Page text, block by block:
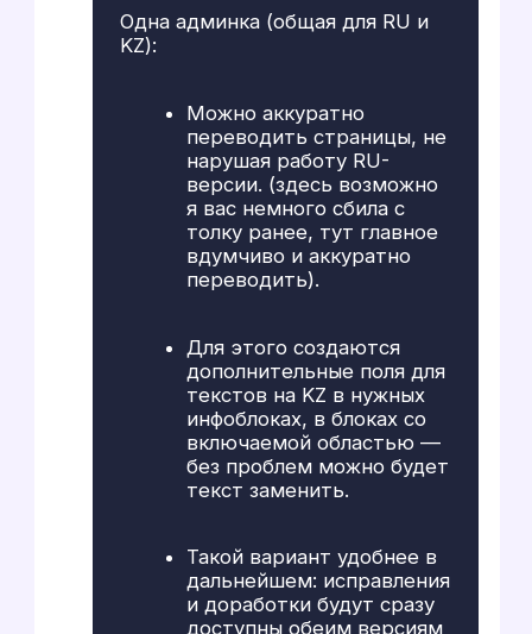
Не просто исполнители,
дизайнерское решение можно
сделать технически
оптимальнее или удобнее для
пользователя (юзабилити),
мы не молчали, а приходили
с аргументированными
предложениями. И клиент,
видя нашу экспертизу,
Наше решение —
«Экспертиза + Сервис»: